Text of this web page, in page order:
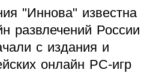
"Иннова" известна
развлечений России
с издания и
онлайн PC-игр